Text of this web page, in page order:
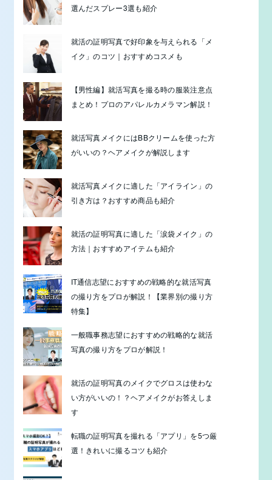
選んだスプレー3選も紹介
就活の証明写真で好印象を与えられる「メ
イク」のコツ｜おすすめコスメも
【男性編】就活写真を撮る時の服装注意点
まとめ！プロのアパレルカメラマン解説！
就活写真メイクにはBBクリームを使った方
がいいの？ヘアメイクが解説します
就活写真メイクに適した「アイライン」の
引き方は？おすすめ商品も紹介
就活の証明写真に適した「涙袋メイク」の
方法｜おすすめアイテムも紹介
IT通信志望におすすめの戦略的な就活写真
の撮り方をプロが解説！【業界別の撮り方
特集】
一般職事務志望におすすめの戦略的な就活
写真の撮り方をプロが解説！
就活の証明写真のメイクでグロスは使わな
い方がいいの！？ヘアメイクがお答えしま
す
転職の証明写真を撮れる「アプリ」を5つ厳
選！きれいに撮るコツも紹介